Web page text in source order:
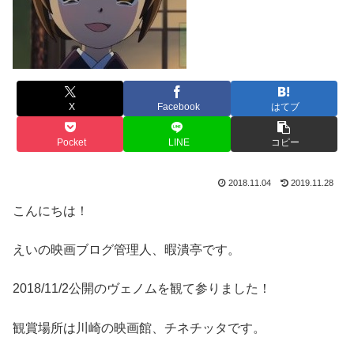
X Facebook はてブ
Pocket LINE コピー
2018.11.04 2019.11.28
こんにちは！
えいの映画ブログ管理人、暇潰亭です。
2018/11/2公開のヴェノムを観て参りました！
観賞場所は川崎の映画館、チネチッタです。